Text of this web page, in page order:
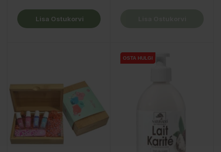
Lisa Ostukorvi
OSTA HULGI
OSTA HULGI